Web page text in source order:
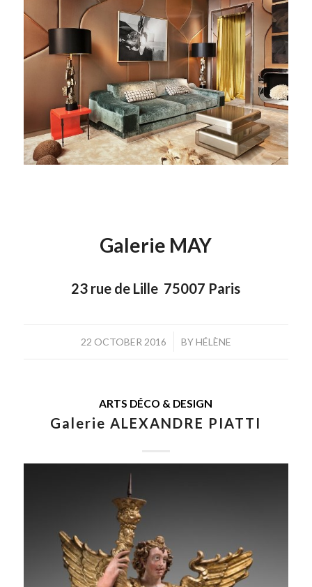
Galerie MAY
23 rue de Lille 75007 Paris
22 OCTOBER 2016
/ BYHÉLÈNE
ARTS DÉCO & DESIGN
Galerie ALEXANDRE PIATTI